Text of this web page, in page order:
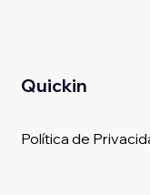
Quickin
Política de